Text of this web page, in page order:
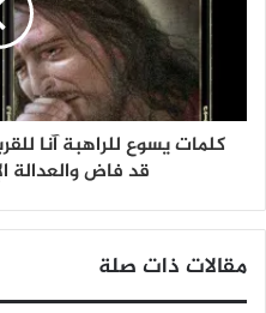
كلمات يسوع للراهبة آنا
قد فاض والعدالة
مقالات ذات صلة